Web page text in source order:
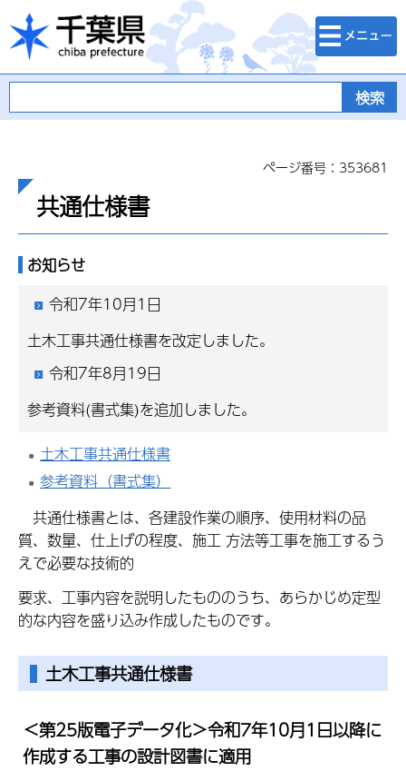
千葉県
検索・メニュ
ー
ページ番号：353681
共通仕様書
お知らせ
令和7年10月1日
土木工事共通仕様書を改定しました。
令和7年8月19日
参考資料(書式集)を追加しました。
土木工事共通仕様書
参考資料（書式集）
共通仕様書とは、各建設作業の順序、使用材料の品
質、数量、仕上げの程度、施工 方法等工事を施工するう
えで必要な技術的
要求、工事内容を説明したもののうち、あらかじめ定型
的な内容を盛り込み作成したものです。
土木工事共通仕様書
＜第25版電子データ化＞令和7年10月1日以降に
作成する工事の設計図書に適用